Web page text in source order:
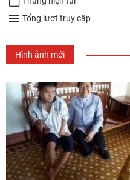
Tổng lượt truy cập
Hình ảnh mới